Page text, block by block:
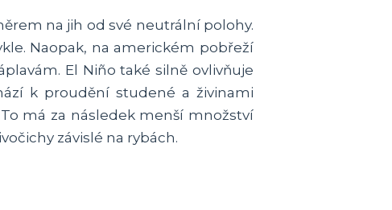
na jih od své neutrální polohy.
Naopak, na americkém pobřeží
El Niño také silně ovlivňuje
k proudění studené a živinami
má za následek menší množství
závislé na rybách.